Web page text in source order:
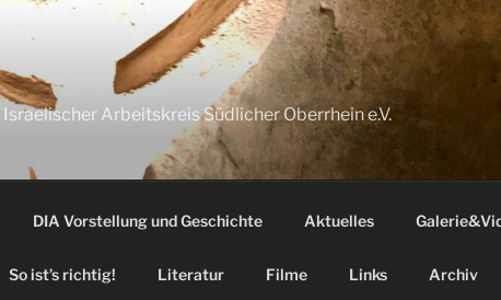
Israelischer Arbeitskreis Südlicher Oberrhein e.V.
DIA Vorstellung und Geschichte Aktuelles
So ist’s richtig! Literatur Filme Links Archiv